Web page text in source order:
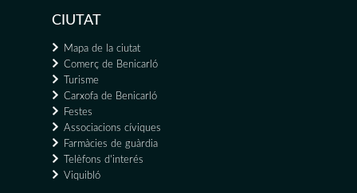
CIUTAT
Mapa de la ciutat
Comerç de Benicarló
Turisme
Carxofa de Benicarló
Festes
Associacions cíviques
Farmàcies de guàrdia
Telèfons d'interés
Viquibló